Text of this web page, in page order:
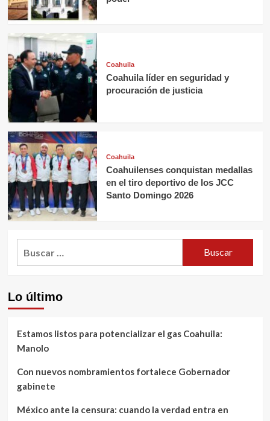
Coahuila
Coahuila líder en seguridad y
procuración de justicia
Coahuila
Coahuilenses conquistan medallas
en el tiro deportivo de los JCC
Santo Domingo 2026
Lo último
Estamos listos para potencializar el gas Coahuila:
Manolo
Con nuevos nombramientos fortalece Gobernador
gabinete
México ante la censura: cuando la verdad entra en